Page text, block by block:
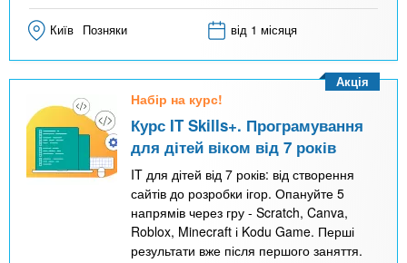
Київ Позняки від 1 місяця
Набір на курс!
Курс IT Skills+. Програмування
для дітей віком від 7 років
IT для дітей від 7 років: від створення
сайтів до розробки ігор. Опануйте 5
напрямів через гру - Scratch, Canva,
Roblox, Minecraft і Kodu Game. Перші
результати вже після першого заняття.
Акція